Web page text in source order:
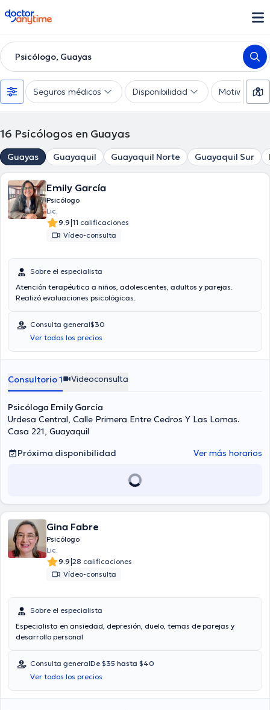
doctoranytime
Psicólogo, Guayas
Seguros médicos Disponibilidad Motivo de
16 Psicólogos en Guayas
Guayas Guayaquil Guayaquil Norte Guayaquil Sur
Emily García
Psicólogo
Lic.
9.9|11 calificaciones
Vídeo-consulta
Sobre el especialista
Atención terapéutica a niños, adolescentes, adultos y parejas.
Realizó evaluaciones psicológicas.
Consulta general$30
Ver todos los precios
Consultorio 1 Videoconsulta
Psicóloga Emily García
Urdesa Central, Calle Primera Entre Cedros Y Las Lomas.
Casa 221, Guayaquil
Próxima disponibilidad
Ver más horarios
Gina Fabre
Psicólogo
Lic.
9.9|28 calificaciones
Vídeo-consulta
Sobre el especialista
Especialista en ansiedad, depresión, duelo, temas de parejas y
desarrollo personal
Consulta generalDe $35 hasta $40
Ver todos los precios